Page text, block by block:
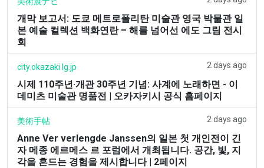
개막 보고서: 도쿄 메트로폴리탄 미술관 영국 박물관 일
본 예술 컬렉션 백화연란 – 해를 넘어선 에도 그림 전시
회
city.okazaki.lg.jp 2 days ago
시제 110주년·개관 30주년 기념: 사계에 노래하면 - 이
데미츠 미술관 명품전 | 오카자키시 공식 홈페이지
美術手帖 2 days ago
Anne Ver verlengde Janssen의 일본 첫 개인전이 긴
자 메종 에르메스 르 포럼에서 개최됩니다. 공간, 빛, 지
각을 흔드는 경험을 제시합니다 | 2페이지